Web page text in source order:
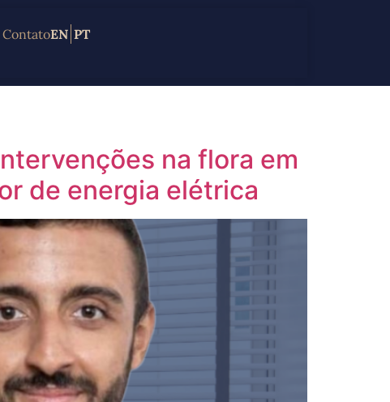
ContatoEN PT
na flora em
de energia elétrica